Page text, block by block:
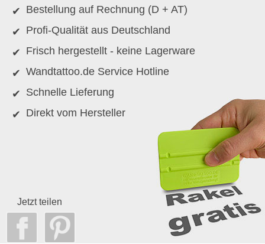
Bestellung auf Rechnung (D + AT)
Profi-Qualität aus Deutschland
Frisch hergestellt - keine Lagerware
Wandtattoo.de Service Hotline
Schnelle Lieferung
Direkt vom Hersteller
Jetzt teilen